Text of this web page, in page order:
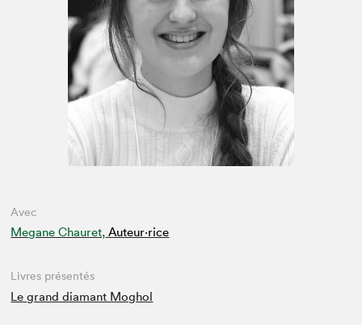
Avec
Megane Chauret, Auteur·rice
Livres présentés
Le grand diamant Moghol